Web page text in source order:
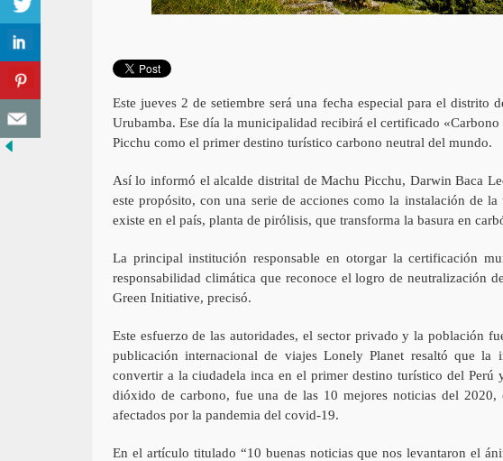
Este jueves 2 de setiembre será una fecha especial para el
Urubamba. Ese día la municipalidad recibirá el certificado
Picchu como el primer destino turístico carbono neutral del mundo.
Así lo informó el alcalde distrital de Machu Picchu, Darwin Baca
este propósito, con una serie de acciones como la instalación de
existe en el país, planta de pirólisis, que transforma la basura en
La principal institución responsable en otorgar la certificación
responsabilidad climática que reconoce el logro de neutralización
Green Initiative, precisó.
Este esfuerzo de las autoridades, el sector privado y la población
publicación internacional de viajes Lonely Planet resaltó que la
convertir a la ciudadela inca en el primer destino turístico del Perú
dióxido de carbono, fue una de las 10 mejores noticias del
afectados por la pandemia del covid-19.
En el artículo titulado “10 buenas noticias que nos levantaron el